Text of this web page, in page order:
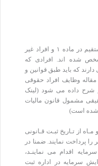
افراد مشمول قانون مالیات های مستقیم در ماده ۱ و افراد غیر
قانون مشخص شده اند. افرادی که
که باید طبق قوانین و
وظایف افراد حقوقی
شرح داده می شود (لینک
مشمول قانون مالیات
شده است)
از تـاریخ ثبـت قـانونی
را پرداخت نمایند. ضمنا در
اقدام می نماینـد،
سرمایه در اداره ثبت